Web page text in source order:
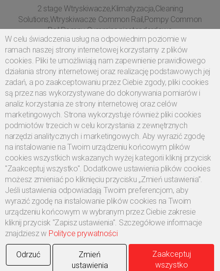
W celu świadczenia usług na odpowiednim poziomie w
ramach naszej strony internetowej korzystamy z plików
cookies. Pliki te umożliwiają nam zapewnienie prawidłowego
działania strony internetowej oraz realizację podstawowych jej
zadań, a po zaakceptowaniu przez Ciebie zgody, pliki cookies
są przez nas wykorzystywane do dokonywania pomiarów i
analiz korzystania ze strony internetowej oraz celów
marketingowych. Strona wykorzystuje również pliki cookies
podmiotów trzecich w celu korzystania z zewnętrznych
narzędzi analitycznych i marketingowych. Aby wyrazić zgodę
na instalowanie na Twoim urządzeniu końcowym plików
cookies wszystkich wskazanych wyżej kategorii kliknij przycisk
"Zaakceptuj wszystko". Dodatkowe ustawienia plików cookies
możesz zmieniać po kliknięciu przycisku „Zmień ustawienia”.
Jeśli ustawienia odpowiadają Twoim preferencjom, aby
wyrazić zgodę na instalowanie plików cookies na Twoim
urządzeniu końcowym w wybranym przez Ciebie zakresie
kliknij przycisk "Zapisz ustawienia". Szczegółowe informacje
znajdziesz w Polityce prywatności
Odrzuć
Zmień
ustawienia
Zaakceptuj
wszystko
2 stage Wtryskiwacze,Klimatyzacja,Cleaning
Solutions,Wtryskiwacze Common Rail,Pompy Common
Rail,Pompy Cummins,niestandardowe
Diesel,EUI,EUP,Paliwo,HEUI,Pompy In-line,Injector Naprawa
,PT Wtryskiwacze,Pompy odśrodkowe,standardowe
Wtryskiwacze,cri-pc,sabre hartridge,dci200,dcp800,cp4
fazowana pompa,tcrfaz1,tcr5001, Stół probierczy -
fachowe narzędzia do diesla,0 683 708 001,EPS 708,stół
probierczy do układów Common Rail,